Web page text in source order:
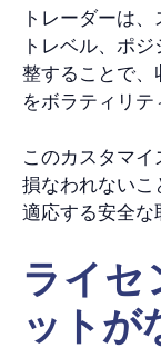
トレーダーは
トレベル、ポ
整することで、
をボラティリテ
このカスタマ
損なわれないこ
適応する安全な
ライセ
ットが